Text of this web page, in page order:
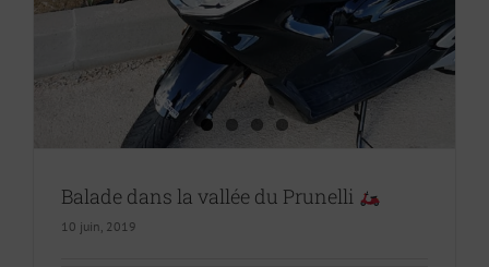
Balade dans la vallée du Prunelli
10 juin, 2019